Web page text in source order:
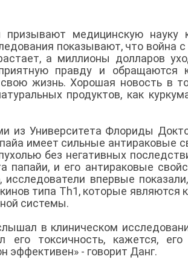
медицинскую науку
показывают, что война
а миллионы долларов
правду и
жизнь. Хорошая новость в
продуктов, как
из Университета Флориды
имеет сильные антираковые
без негативных
папайи, и его антираковые
впервые
типа Th1, которые
системы.
в клиническом
его токсичность, кажется,
эффективен» - говорит Данг.